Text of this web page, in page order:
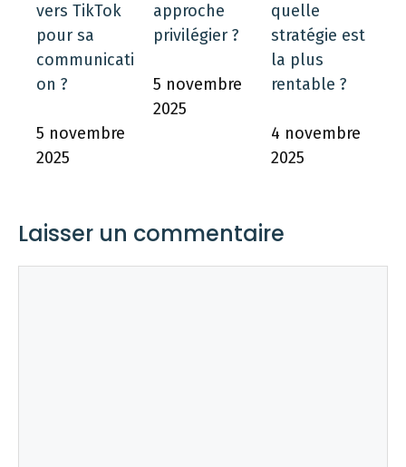
vers TikTok
pour sa
communicati
on ?
5 novembre
2025
approche
privilégier ?
5 novembre
2025
quelle
stratégie est
la plus
rentable ?
4 novembre
2025
Laisser un commentaire